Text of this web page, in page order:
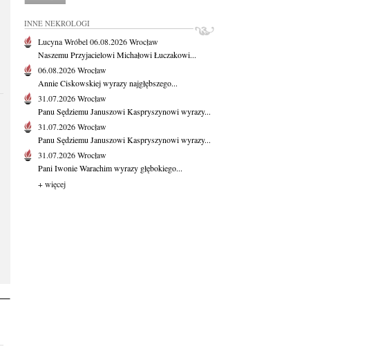
INNE NEKROLOGI
Lucyna Wróbel06.08.2026Wrocław
Naszemu Przyjacielowi Michałowi Łuczakowi...
06.08.2026Wrocław
Annie Ciskowskiej wyrazy najgłębszego...
31.07.2026Wrocław
Panu Sędziemu Januszowi Kaspryszynowi wyrazy...
31.07.2026Wrocław
Panu Sędziemu Januszowi Kaspryszynowi wyrazy...
31.07.2026Wrocław
Pani Iwonie Warachim wyrazy głębokiego...
+ więcej